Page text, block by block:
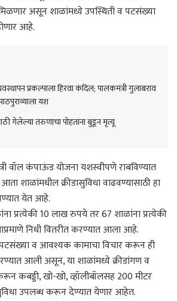
असून शाळांमध्ये उपस्थिती व पटसंख्या
आहे.
प्रकल्पाला हिरवा कंदिल; पालकमंत्री गुलाबराव
यश
गेलेल्या तरुणाचा पोहतांना बुडून मृत्यू
वॉल कंपाऊंड योजना यशस्वीपणे राबविण्यात
शाळांमधील क्रीडासुविधा वाढवण्यासाठी हा
येत आहे.
प्रत्येकी 10 लाख रुपये तर 67 शाळांना प्रत्येकी
निधी वितरीत करण्यात आला आहे.
व आवश्यक कामाचा विचार करून ही
आली असून, या शाळांमध्ये क्रीडांगण व
कबड्डी, खो-खो, व्हॉलीबॉलसह 200 मीटर
उपलब्ध करून देण्यात येणार आहेत.